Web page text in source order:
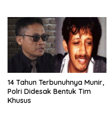
14 Tahun Terbunuhnya Munir,
Polri Didesak Bentuk Tim
Khusus